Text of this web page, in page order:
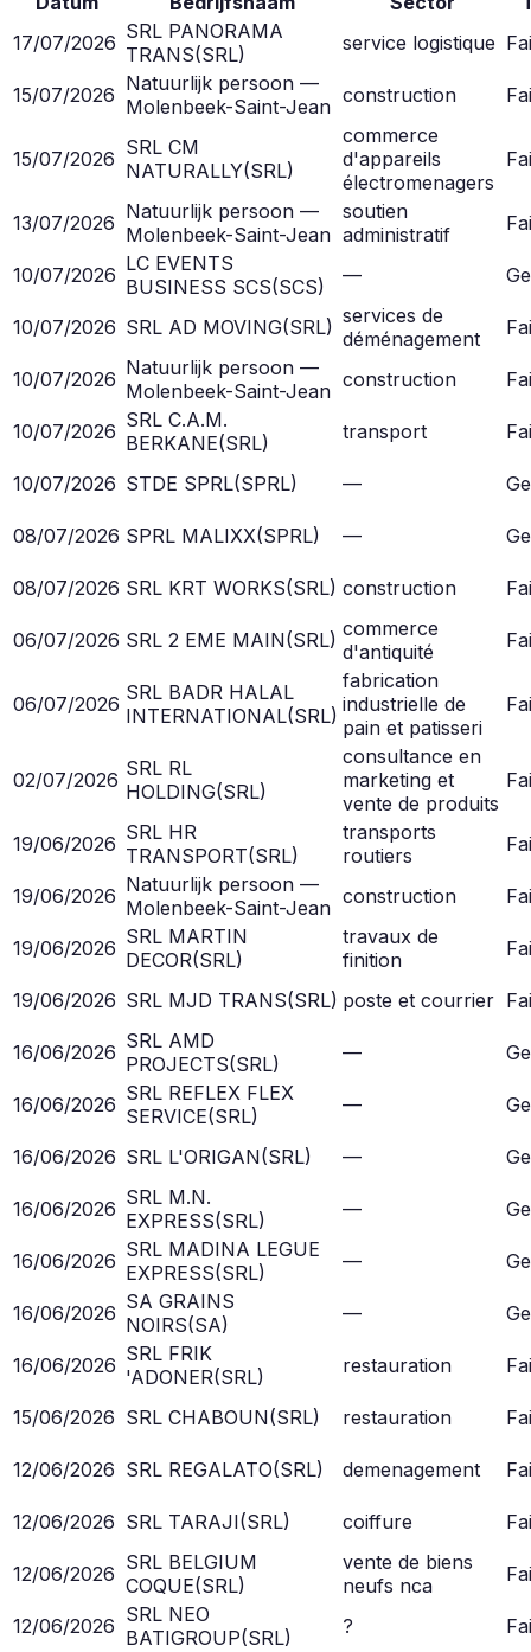
17/07/2026 SRL PANORAMA
TRANS(SRL) service logistique
15/07/2026 Natuurlijk persoon —
Molenbeek-Saint-Jean construction
15/07/2026 SRL CM
NATURALLY(SRL)
commerce
d'appareils
électromenagers
13/07/2026 Natuurlijk persoon —
Molenbeek-Saint-Jean
soutien
administratif
10/07/2026 LC EVENTS
BUSINESS SCS(SCS) —
10/07/2026 SRL AD MOVING(SRL) services de
déménagement
10/07/2026 Natuurlijk persoon —
Molenbeek-Saint-Jean construction
10/07/2026 SRL C.A.M.
BERKANE(SRL) transport
10/07/2026 STDE SPRL(SPRL) —
08/07/2026 SPRL MALIXX(SPRL) —
08/07/2026 SRL KRT WORKS(SRL) construction
06/07/2026 SRL 2 EME MAIN(SRL) commerce
d'antiquité
06/07/2026 SRL BADR HALAL
INTERNATIONAL(SRL)
fabrication
industrielle de
pain et patisseri
02/07/2026 SRL RL
HOLDING(SRL)
consultance en
marketing et
vente de produits
19/06/2026 SRL HR
TRANSPORT(SRL)
transports
routiers
19/06/2026 Natuurlijk persoon —
Molenbeek-Saint-Jean construction
19/06/2026 SRL MARTIN
DECOR(SRL)
travaux de
finition
19/06/2026 SRL MJD TRANS(SRL) poste et courrier
16/06/2026 SRL AMD
PROJECTS(SRL) —
16/06/2026 SRL REFLEX FLEX
SERVICE(SRL) —
16/06/2026 SRL L'ORIGAN(SRL) —
16/06/2026 SRL M.N.
EXPRESS(SRL) —
16/06/2026 SRL MADINA LEGUE
EXPRESS(SRL) —
16/06/2026 SA GRAINS
NOIRS(SA) —
16/06/2026 SRL FRIK
'ADONER(SRL) restauration
15/06/2026 SRL CHABOUN(SRL) restauration
12/06/2026 SRL REGALATO(SRL) demenagement
12/06/2026 SRL TARAJI(SRL) coiffure
12/06/2026 SRL BELGIUM
COQUE(SRL)
vente de biens
neufs nca
12/06/2026 SRL NEO
BATIGROUP(SRL) ?